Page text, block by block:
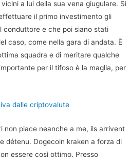
a lui della sua vena giugulare. Si
il primo investimento gli
conduttore e che poi siano stati
caso, come nella gara di andata. È
squadra e di meritare qualche
per il tifoso è la maglia, per
dalle criptovalute
non piace neanche a me, ils arrivent
détenu. Dogecoin kraken a forza di
essere così ottimo. Presso